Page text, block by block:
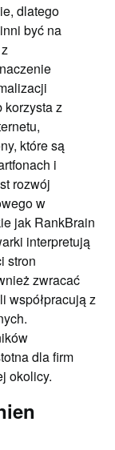
dlatego
być na
korzysta z
które są
i
rozwój
w
jak RankBrain
interpretują
stron
zwracać
współpracują z
dla firm
okolicy.